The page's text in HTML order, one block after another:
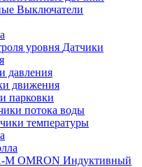
Выключатели
Датчики
давления
движения
парковки
потока воды
температуры
Индуктивный